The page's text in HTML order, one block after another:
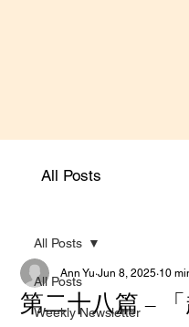
All Posts
All Posts
Weekly Newsletter
All Posts
第二十八篇 –
Ann Yu Jun 8, 2025 10